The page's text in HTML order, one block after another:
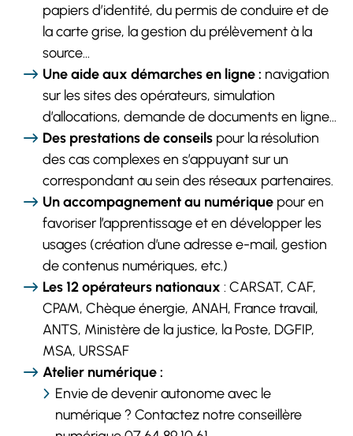
papiers d’identité, du permis de conduire et de
la carte grise, la gestion du prélèvement à la
source...
Une aide aux démarches en ligne : navigation
sur les sites des opérateurs, simulation
d’allocations, demande de documents en ligne...
Des prestations de conseils pour la résolution
des cas complexes en s’appuyant sur un
correspondant au sein des réseaux partenaires.
Un accompagnement au numérique pour en
favoriser l’apprentissage et en développer les
usages (création d’une adresse e-mail, gestion
de contenus numériques, etc.)
Les 12 opérateurs nationaux : CARSAT, CAF,
CPAM, Chèque énergie, ANAH, France travail,
ANTS, Ministère de la justice, la Poste, DGFIP,
MSA, URSSAF
Atelier numérique :
Envie de devenir autonome avec le
numérique ? Contactez notre conseillère